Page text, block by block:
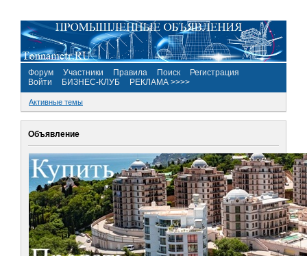
Форум Участники Правила Поиск
Регистрация
Войти
БИЗНЕС-КЛУБ РЕКЛАМА >>>>
Активные темы
Объявление